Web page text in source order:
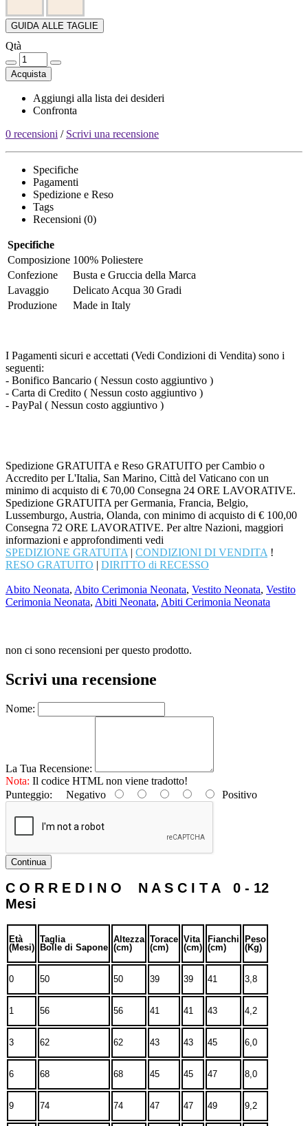
GUIDA ALLE TAGLIE
Qtà
Acquista
Aggiungi alla lista dei desideri
Confronta
0 recensioni / Scrivi una recensione
Specifiche
Pagamenti
Spedizione e Reso
Tags
Recensioni (0)
Specifiche
Composizione 100% Poliestere
Confezione
Busta e Gruccia della Marca
Lavaggio
Delicato Acqua 30 Gradi
Produzione
Made in Italy
I Pagamenti sicuri e accettati (Vedi Condizioni di Vendita) sono i
seguenti:
- Bonifico Bancario ( Nessun costo aggiuntivo )
- Carta di Credito ( Nessun costo aggiuntivo )
- PayPal ( Nessun costo aggiuntivo )
Spedizione GRATUITA e Reso GRATUITO per Cambio o
Accredito per L'Italia, San Marino, Città del Vaticano con un
minimo di acquisto di € 70,00 Consegna 24 ORE LAVORATIVE.
Spedizione GRATUITA per Germania, Francia, Belgio,
Lussemburgo, Austria, Olanda, con minimo di acquisto di € 100,00
Consegna 72 ORE LAVORATIVE. Per altre Nazioni, maggiori
informazioni e approfondimenti vedi
SPEDIZIONE GRATUITA | CONDIZIONI DI VENDITA !
RESO GRATUITO | DIRITTO di RECESSO
Abito Neonata, Abito Cerimonia Neonata, Vestito Neonata, Vestito
Cerimonia Neonata, Abiti Neonata, Abiti Cerimonia Neonata
non ci sono recensioni per questo prodotto.
Scrivi una recensione
Nome:
La Tua Recensione:
Nota: Il codice HTML non viene tradotto!
Punteggio: Negativo Positivo
Continua
C O R R E D I N O N A S C I T A 0 - 12
Mesi
Età
(Mesi)
Taglia
Bolle di Sapone
Altezza
(cm)
Torace
(cm)
Vita
(cm)
Fianchi
(cm)
Peso
(Kg)
0 50 50 39 39 41 3,8
1 56 56 41 41 43 4,2
3 62 62 43 43 45 6,0
6 68 68 45 45 47 8,0
9 74 74 47 47 49 9,2